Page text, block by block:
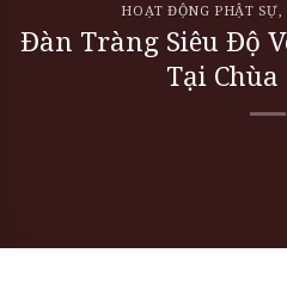
HOẠT ĐỘNG PHẬT SỰ,
Đàn Tràng Siêu Độ
Tại Chùa